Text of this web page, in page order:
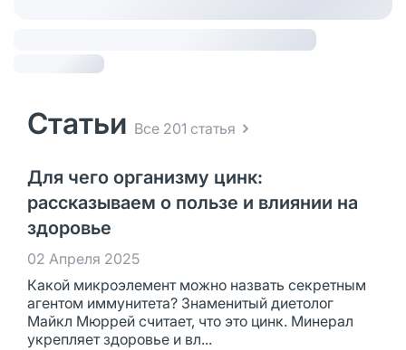
Статьи Все 201 статья
Для чего организму цинк:
рассказываем о пользе и влиянии на
здоровье
02 Апреля 2025
Какой микроэлемент можно назвать секретным
агентом иммунитета? Знаменитый диетолог
Майкл Мюррей считает, что это цинк. Минерал
укрепляет здоровье и вл...